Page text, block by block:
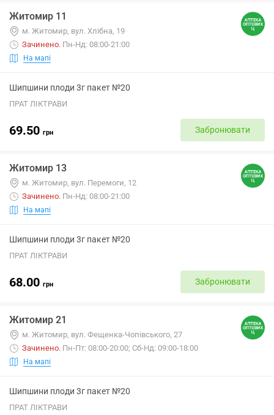
Житомир 11
м. Житомир, вул. Хлібна, 19
Зачинено. Пн-Нд: 08:00-21:00
На мапі
Шипшини плоди 3г пакет №20
ПРАТ ЛІКТРАВИ
69.50 грн Забронювати
Житомир 13
м. Житомир, вул. Перемоги, 12
Зачинено. Пн-Нд: 08:00-21:00
На мапі
Шипшини плоди 3г пакет №20
ПРАТ ЛІКТРАВИ
68.00 грн Забронювати
Житомир 21
м. Житомир, вул. Фещенка-Чопівського, 27
Зачинено. Пн-Пт: 08:00-20:00; Сб-Нд: 09:00-18:00
На мапі
Шипшини плоди 3г пакет №20
ПРАТ ЛІКТРАВИ